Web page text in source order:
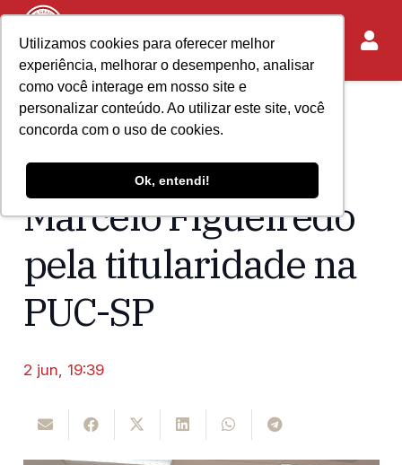
Utilizamos cookies para oferecer melhor
experiência, melhorar o desempenho, analisar
como você interage em nosso site e
personalizar conteúdo. Ao utilizar este site, você
concorda com o uso de cookies.
Ok, entendi!
Home Acontece no IASP
IASP parabeniza
Marcelo Figueiredo
pela titularidade na
PUC-SP
2 jun, 19:39